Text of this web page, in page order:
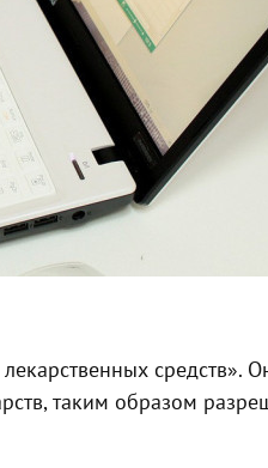
средств».
таким образом